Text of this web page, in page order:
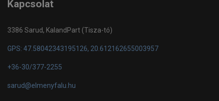
Kapcsolat
3386 Sarud, KalandPart (Tisza-tó)
GPS: 47.58042343195126, 20.612162655003957
+36-30/377-2255
sarud@elmenyfalu.hu